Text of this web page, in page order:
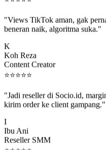
beneran naik, algoritma suka."
Koh Reza
Content Creator
⭐⭐⭐⭐⭐
kirim order ke client gampang."
Ibu Ani
Reseller SMM
⭐⭐⭐⭐⭐